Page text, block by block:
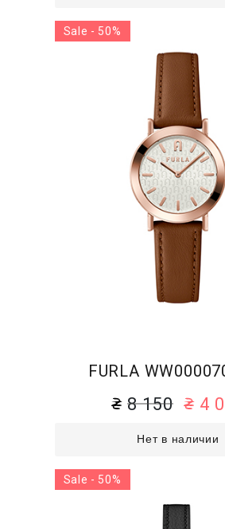
FURLA
8 150 4
Нет в наличии
Sale - 50%
Sale - 50%